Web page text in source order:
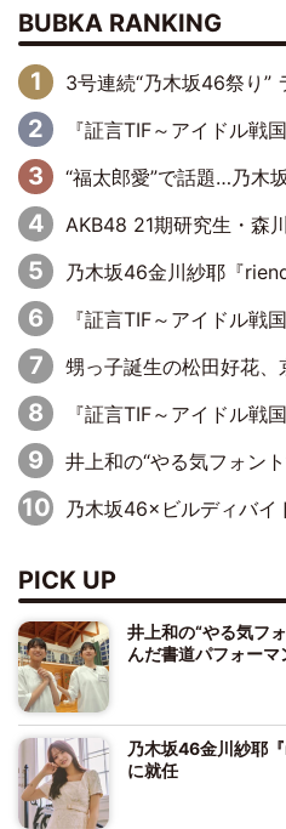
BUBKA RANKING
3号連続“乃木坂46祭り” ラストを飾るのは賀喜遥香…5年
『証言TIF～アイドル戦国時代とはなんだったのか～』第6回：でんぱ組.inc・古川未鈴×相沢梨紗「『ハ
“福太郎愛”で話題…乃木坂46一ノ瀬美空、地
AKB48 21期研究生・森川
乃木坂46金川紗耶『rienda
『証言TIF～アイドル戦国時代とはなんだったのか～』第11回：私立恵比寿中学・真山りか×安本彩
甥っ子誕生の松田好花、京都で“ふたつの家族”をはし
『証言TIF～アイドル戦国時代とはなんだったのか～』第10回：さくら学院・武藤彩未×
井上和の“やる気フォント”にも注目 乃木
乃木坂46×ビルディバイドTCG Vol.2公開
PICK UP
井上和の“やる気フ
んだ書道パフォーマ
乃木坂46金川紗耶
に就任